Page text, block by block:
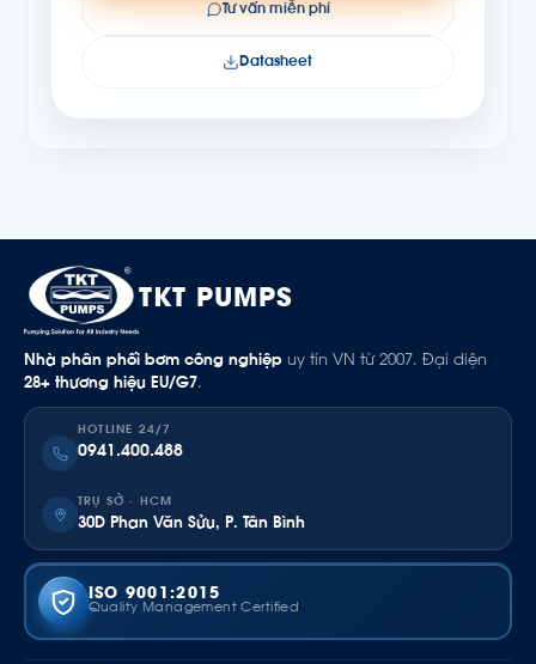
Tư vấn miễn phí
Datasheet
TKT PUMPS
Nhà phân phối bơm công nghiệp uy tín VN từ 2007. Đại diện
28+ thương hiệu EU/G7.
HOTLINE 24/7
0941.400.488
TRỤ SỞ · HCM
30D Phan Văn Sửu, P. Tân Bình
ISO 9001:2015
Quality Management Certified